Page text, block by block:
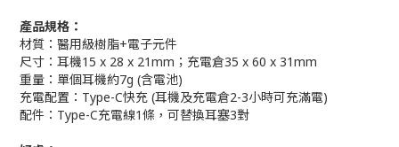
產品規格：
材質：醫用級樹脂+電子元件
尺寸：耳機15 x 28 x 21mm；充電倉35 x 60 x 31mm
重量：單個耳機約7g (含電池)
充電配置：Type-C快充 (耳機及充電倉2-3小時可充滿電)
配件：Type-C充電線1條，可替換耳塞3對